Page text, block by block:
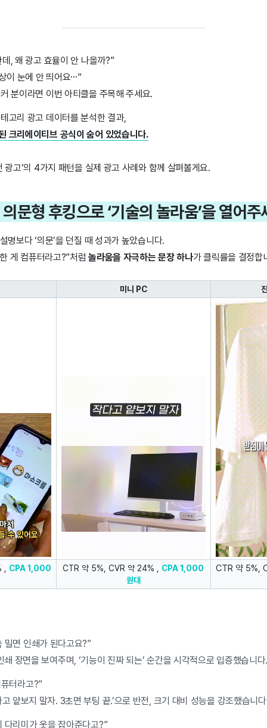
, 왜 광고 효율이 안 나올까?”
이 눈에 안 띄어요…”
분이라면 이번 아티클을 주목해 주세요.
고리 광고 데이터를 분석한 결과,
크리에이티브 공식이 숨어 있었습니다.
광고’의 4가지 패턴을 실제 광고 사례와 함께 살펴볼게요.
형 후킹으로 ‘기술의 놀라움’을 열어주
명보다 ‘의문’을 던질 때 성과가 높았습니다.
게 컴퓨터라고?”처럼놀라움을 자극하는 문장 하나가 클릭률을 결정합
미니 PC
, CPA 1,000 CTR 약 5%, CVR 약 24% ,
CPA 1,000
원대
CTR 약 5%,
밀면 인쇄가 된다고요?”
장면을 보여주며, ‘기능이 진짜 되는’ 순간을 시각적으로 입증했습니다.
터라고?”
얕보지 말자. 3초면 부팅 끝.’으로 반전, 크기 대비 성능을 강조했습니
다리미가 옷을 잡아준다고?”